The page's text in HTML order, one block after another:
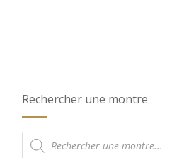
Rechercher une montre
Recherche
de